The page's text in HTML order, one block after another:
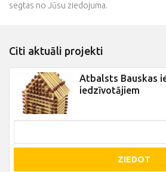
segtas no Jūsu ziedojuma.
Citi aktuāli projekti
Atbalsts Bauskas
iedzīvotājiem
ZIEDOT